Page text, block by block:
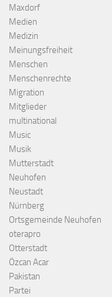
Maxdorf
Medien
Medizin
Meinungsfreiheit
Menschen
Menschenrechte
Migration
Mitglieder
multinational
Music
Musik
Mutterstadt
Neuhofen
Neustadt
Nürnberg
Ortsgemeinde Neuhofen
oterapro
Otterstadt
Özcan Acar
Pakistan
Partei